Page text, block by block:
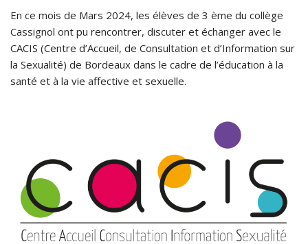
En ce mois de Mars 2024, les élèves de 3 ème du collège
Cassignol ont pu rencontrer, discuter et échanger avec le
CACIS (Centre d’Accueil, de Consultation et d’Information sur
la Sexualité) de Bordeaux dans le cadre de l’éducation à la
santé et à la vie affective et sexuelle.